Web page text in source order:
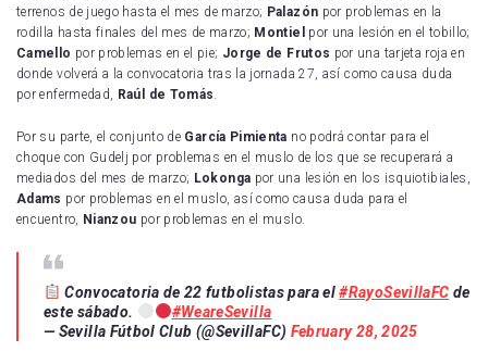
terrenos de juego hasta el mes de marzo; Palazón por problemas en la
rodilla hasta finales del mes de marzo; Montiel
por una lesión en el tobillo;
Camello por problemas en el pie; Jorge de Frutos por una tarjeta roja en
donde volverá a la convocatoria tras la jornada 27, así como causa duda
por enfermedad, Raúl de Tomás
Por su parte, el conjunto de García Pimienta no podrá contar para el
choque con Gudelj por problemas en el muslo de los que se recuperará a
mediados del mes de marzo; Lokonga por una lesión en los isquiotibiales,
Adams por problemas en el muslo, así como causa duda para el
encuentro, Nianzou por problemas en el muslo.
Convocatoria de 22 futbolistas para el#RayoSevillaFC de
este sábado.
#WeareSevilla
— Sevilla Fútbol Club (@SevillaFC) February 28, 2025